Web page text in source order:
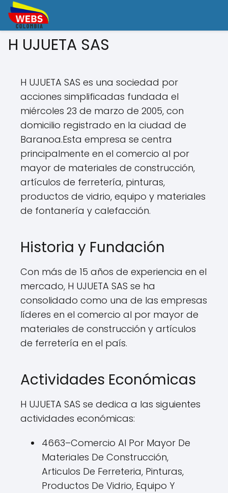
H UJUETA SAS
H UJUETA SAS es una sociedad por
acciones simplificadas fundada el
miércoles 23 de marzo de 2005, con
domicilio registrado en la ciudad de
Baranoa.Esta empresa se centra
principalmente en el comercio al por
mayor de materiales de construcción,
artículos de ferretería, pinturas,
productos de vidrio, equipo y materiales
de fontanería y calefacción.
Historia y Fundación
Con más de 15 años de experiencia en el
mercado, H UJUETA SAS se ha
consolidado como una de las empresas
líderes en el comercio al por mayor de
materiales de construcción y artículos
de ferretería en el país.
Actividades Económicas
H UJUETA SAS se dedica a las siguientes
actividades económicas:
4663–Comercio Al Por Mayor De
Materiales De Construcción,
Articulos De Ferreteria, Pinturas,
Productos De Vidrio, Equipo Y